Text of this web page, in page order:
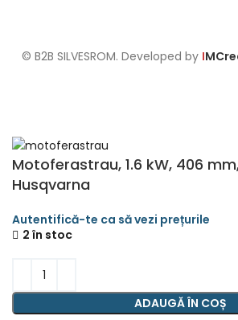
© B2B SILVESROM. Developed by I
Motoferastrau, 1.6 kW, 406
Husqvarna
2 în stoc
ADAUGĂ ÎN COȘ